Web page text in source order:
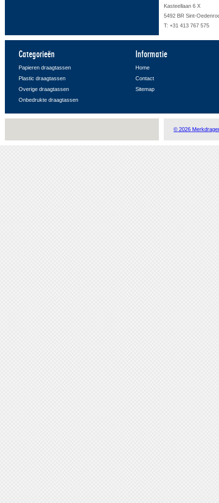
Kasteellaan 6 X
5492 BR Sint-
T: +31 413 767 575
Categorieën
Papieren draagtassen
Plastic draagtassen
Overige draagtassen
Onbedrukte draagtassen
Informatie
Home
Contact
Sitemap
© 2026